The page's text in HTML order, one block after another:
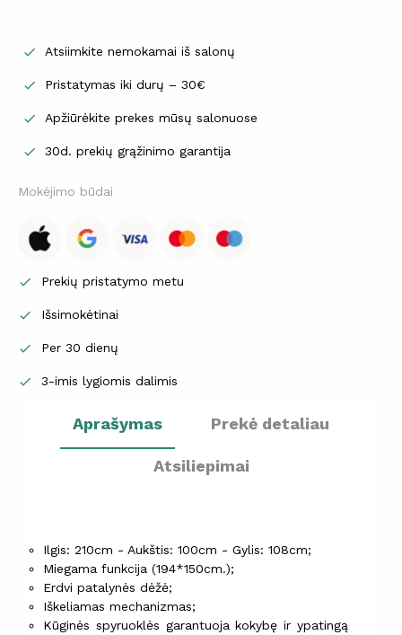
 Atsiimkite nemokamai iš salonų
 Pristatymas iki durų – 30€
 Apžiūrėkite prekes mūsų salonuose
 30d. prekių grąžinimo garantija
Mokėjimo būdai
 Prekių pristatymo metu
 Išsimokėtinai
 Per 30 dienų
 3-imis lygiomis dalimis
Aprašymas Prekė detaliau
Atsiliepimai
Ilgis: 210cm - Aukštis: 100cm - Gylis: 108cm;
Miegama funkcija (194*150cm.);
Erdvi patalynės dėžė;
Iškeliamas mechanizmas;
Kūginės spyruoklės garantuoja kokybę ir ypatingą